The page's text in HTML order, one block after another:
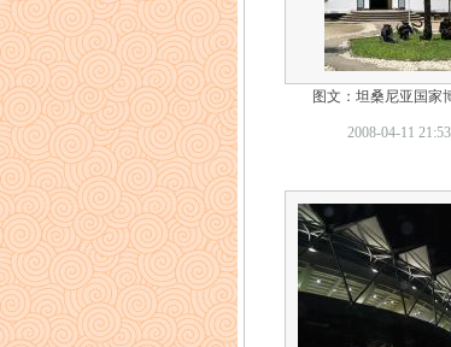
图文：坦桑尼亚国家
2008-04-11 21:53